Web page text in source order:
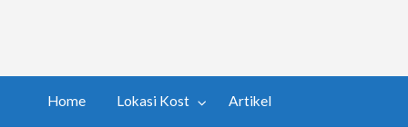
Home Lokasi Kost Artikel